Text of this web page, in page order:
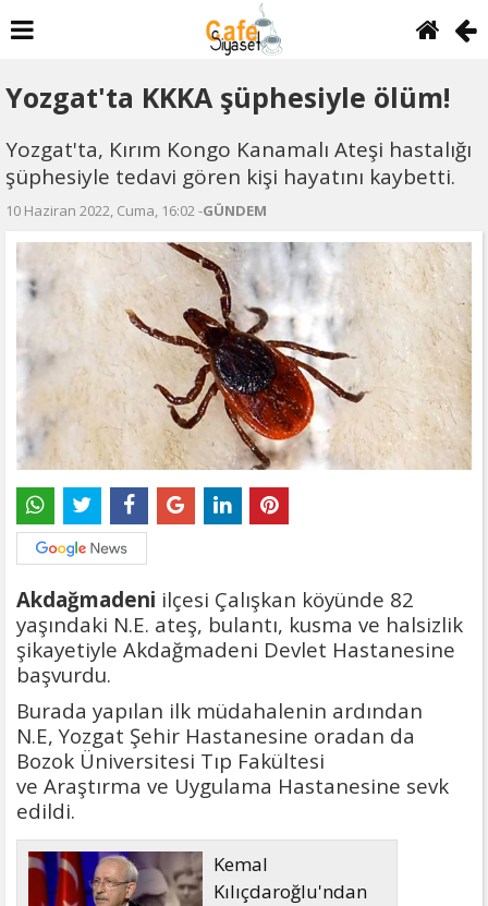
Yozgat'ta KKKA şüphesiyle ölüm!
Yozgat'ta, Kırım Kongo Kanamalı Ateşi hastalığı
şüphesiyle tedavi gören kişi hayatını kaybetti.
10 Haziran 2022, Cuma, 16:02 -GÜNDEM
Akdağmadeni ilçesi Çalışkan köyünde 82
yaşındaki N.E. ateş, bulantı, kusma ve halsizlik
şikayetiyle Akdağmadeni Devlet Hastanesine
başvurdu.
Burada yapılan ilk müdahalenin ardından
N.E, Yozgat Şehir Hastanesine oradan da
Bozok Üniversitesi Tıp Fakültesi
ve Araştırma ve Uygulama Hastanesine sevk
edildi.
Kemal
Kılıçdaroğlu'ndan